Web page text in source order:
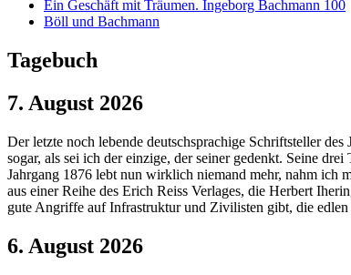
Ein Geschäft mit Träumen. Ingeborg Bachmann 100
Böll und Bachmann
Tagebuch
7. August 2026
Der letzte noch lebende deutschsprachige Schriftsteller
sogar, als sei ich der einzige, der seiner gedenkt. Seine
Jahrgang 1876 lebt nun wirklich niemand mehr, nahm ich
aus einer Reihe des Erich Reiss Verlages, die Herbert
gute Angriffe auf Infrastruktur und Zivilisten gibt, die
6. August 2026